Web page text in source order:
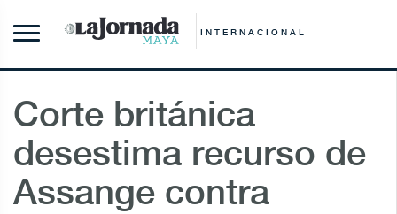
INTERNACIONAL
Corte británica
desestima recurso de
Assange contra